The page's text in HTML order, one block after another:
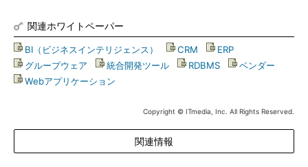
関連ホワイトペーパー
BI（ビジネスインテリジェンス） CRM ERP
グループウェア
統合開発ツール RDBMS ベンダー
Webアプリケーション
Copyright © ITmedia, Inc. All Rights Reserved.
関連情報